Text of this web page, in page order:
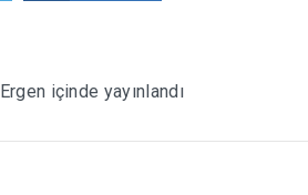
Ergen içinde yayınlandı